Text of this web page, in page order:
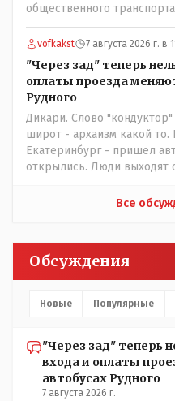
общественного
vofkakst 7 августа 2026 г. в
"Через зад" теперь
оплаты проезда
Рудного
Дикари. Слово
широт - архаизм какой то.
Екатеринбург - пришел
открылись. Люди выходят
каждой двери есть
Кондуктор - помимо
рабочие места. Сколько
трудоустроить? Но зачем,
на дорогу смотреть, и
нас прогресс почему-то
руку. Любую хорошую
похерить(
Все
Обсуждения
Новые Популярные
"Через зад" теперь
входа и оплаты
автобусах Рудного
7 августа 2026 г.